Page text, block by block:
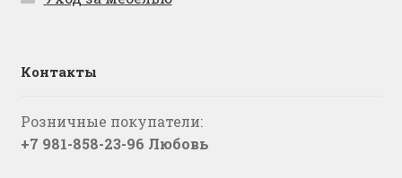
Контакты
Розничные покупатели:
+7 981-858-23-96 Любовь